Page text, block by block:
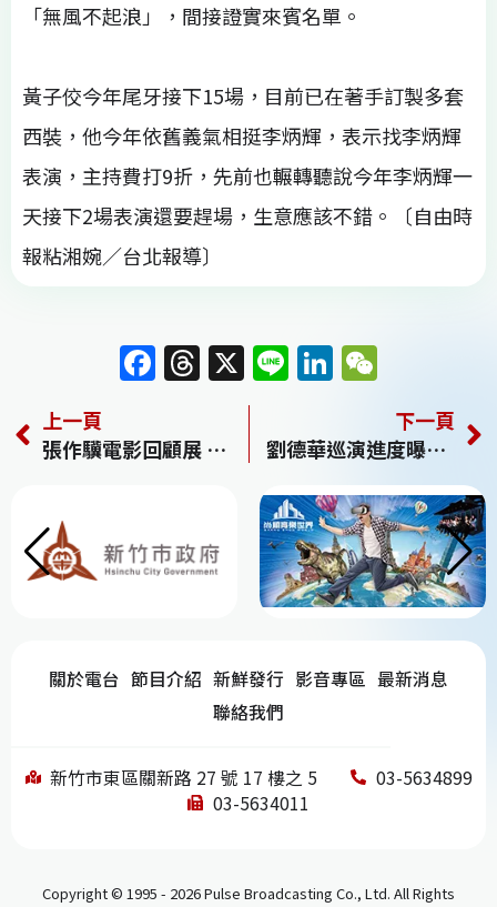
「無風不起浪」，間接證實來賓名單。
黃子佼今年尾牙接下15場，目前已在著手訂製多套
西裝，他今年依舊義氣相挺李炳輝，表示找李炳輝
表演，主持費打9折，先前也輾轉聽說今年李炳輝一
天接下2場表演還要趕場，生意應該不錯。〔自由時
報粘湘婉／台北報導〕
F
a
c
e
o
o
T
h
re
a
s
X Li
n
e
Li
n
k
e
dI
n
C
h
at
上一頁
張作驥電影回顧展 2部金馬最佳影片重現大銀幕
下一頁
劉德華巡演進度曝光 驚喜宣布加5場
關於電台 節目介紹 新鮮發行 影音專區 最新消息
聯絡我們
新竹市東區關新路 27 號 17 樓之 5
03-5634899
03-5634011
Copyright © 1995 - 2026 Pulse Broadcasting Co., Ltd. All Rights